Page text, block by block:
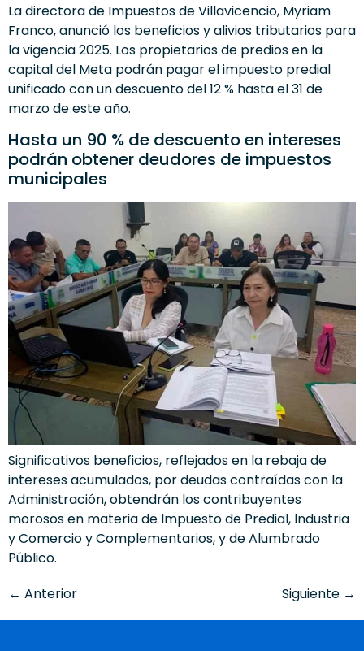
La directora de Impuestos de Villavicencio, Myriam
Franco, anunció los beneficios y alivios tributarios para
la vigencia 2025. Los propietarios de predios en la
capital del Meta podrán pagar el impuesto predial
unificado con un descuento del 12 % hasta el 31 de
marzo de este año.
Hasta un 90 % de descuento en intereses
podrán obtener deudores de impuestos
municipales
Significativos beneficios, reflejados en la rebaja de
intereses acumulados, por deudas contraídas con la
Administración, obtendrán los contribuyentes
morosos en materia de Impuesto de Predial, Industria
y Comercio y Complementarios, y de Alumbrado
Público.
← Anterior Siguiente →